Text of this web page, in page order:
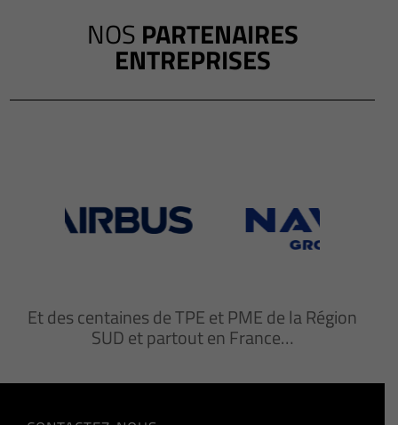
NOS PARTENAIRES
ENTREPRISES
Et des centaines de TPE et PME de la Région
SUD et partout en France…